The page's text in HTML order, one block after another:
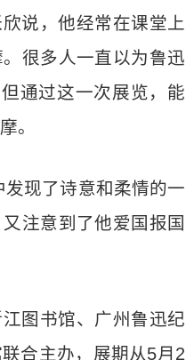
说，他经常在课堂上
很多人一直以为鲁迅
通过这一次展览，能
。
发现了诗意和柔情的一
注意到了他爱国报国
图书馆、广州鲁迅纪
合主办，展期从5月2